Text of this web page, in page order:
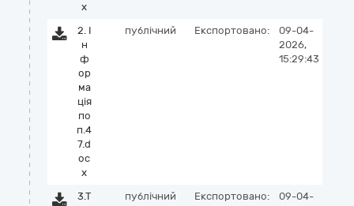
x
2. І
н
ф
ор
ма
ція
по
п.4
7.d
oc
x
публічний Експортовано:
09-04-
2026,
15:29:43
3.Т
публічний Експортовано:
09-04-